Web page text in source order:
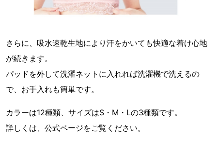
さらに、吸水速乾生地により汗をかいても快適な着け心地
が続きます。
パッドを外して洗濯ネットに入れれば洗濯機で洗えるの
で、お手入れも簡単です。
カラーは12種類、サイズはS・M・Lの3種類です。
詳しくは、公式ページをご覧ください。